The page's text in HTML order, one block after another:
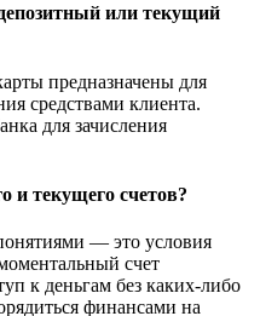
или текущий
предназначены для
средствами клиента.
для зачисления
и текущего счетов?
— это условия
счет
к деньгам без каких-либо
финансами на